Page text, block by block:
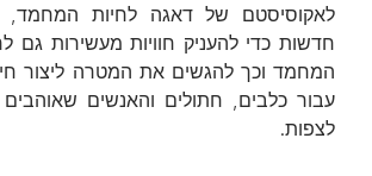
לאקוסיסטם של דאגה לחיות המחמד,
חדשות כדי להעניק חוויות מעשירות גם
המחמד וכך להגשים את המטרה ליצור
עבור כלבים, חתולים והאנשים
לצפות.